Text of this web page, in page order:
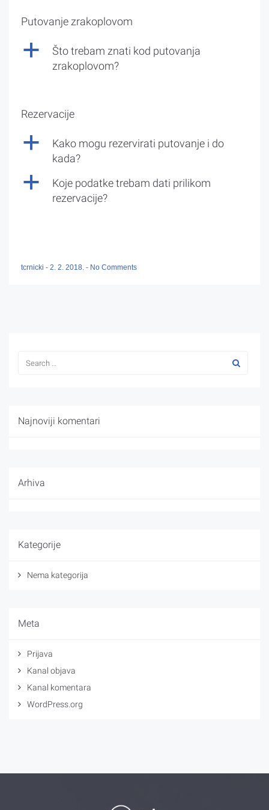
Putovanje zrakoplovom
a
Što trebam znati kod putovanja
zrakoplovom?
Rezervacije
a
Kako mogu rezervirati putovanje i do
kada?
a
Koje podatke trebam dati prilikom
rezervacije?
tcrnicki - 2. 2. 2018. - No Comments
Najnoviji komentari
Arhiva
Kategorije
Nema kategorija
Meta
Prijava
Kanal objava
Kanal komentara
WordPress.org